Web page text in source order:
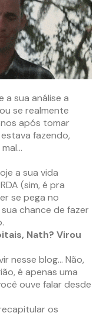
a sua análise a
se realmente
após tomar
fazendo,
a sua vida
(sim, é pra
se pega no
chance de fazer
Nath? Virou
nesse blog… Não,
é apenas uma
ouve falar desde
os